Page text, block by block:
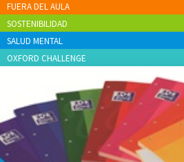
FUERA DEL AULA
SOSTENIBILIDAD
SALUD MENTAL
OXFORD CHALLENGE